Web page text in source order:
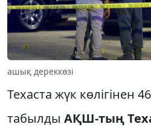
ашық дереккөзі
Техаста жүк көлігінен
табылды АҚШ-тың